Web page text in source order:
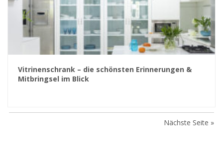
Vitrinenschrank – die schönsten Erinnerungen &
Mitbringsel im Blick
Nächste Seite »